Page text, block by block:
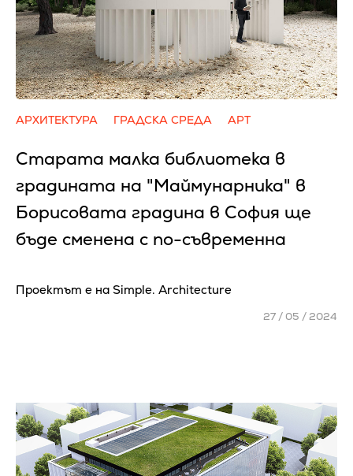
АРХИТЕКТУРА ГРАДСКА СРЕДА АРТ
Старата малка библиотека в
градината на "Маймунарника" в
Борисовата градина в София ще
бъде сменена с по-съвременна
Проектът е на Simple. Architecture
27 / 05 / 2024